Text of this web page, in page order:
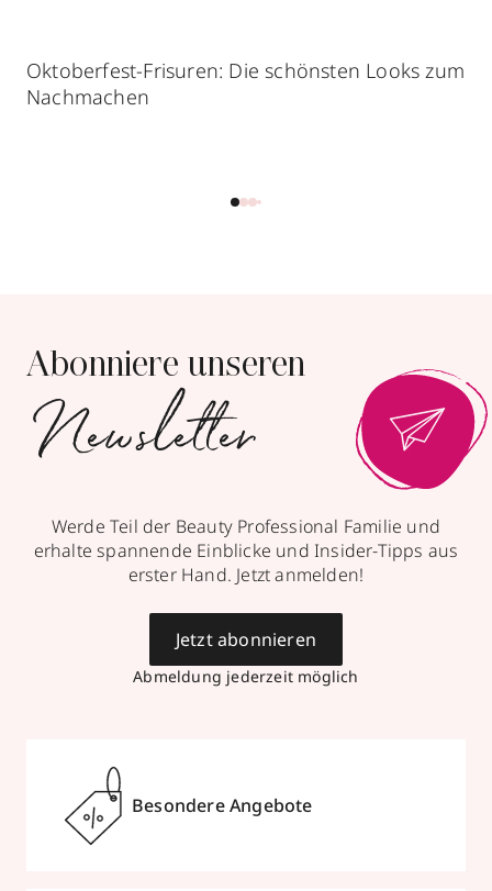
Oktoberfest-Frisuren: Die schönsten Looks zum
Nachmachen
Abonniere unseren
Newsletter
Werde Teil der Beauty Professional Familie und
erhalte spannende Einblicke und Insider-Tipps aus
erster Hand. Jetzt anmelden!
Abmeldung jederzeit möglich
Jetzt abonnieren
Besondere Angebote